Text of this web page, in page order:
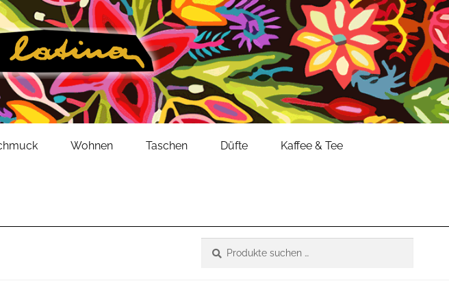
Wohnen Taschen Düfte Kaffee & Tee
nach: